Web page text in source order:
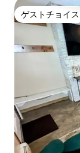
ゲストチョイス
ゲストチョイス